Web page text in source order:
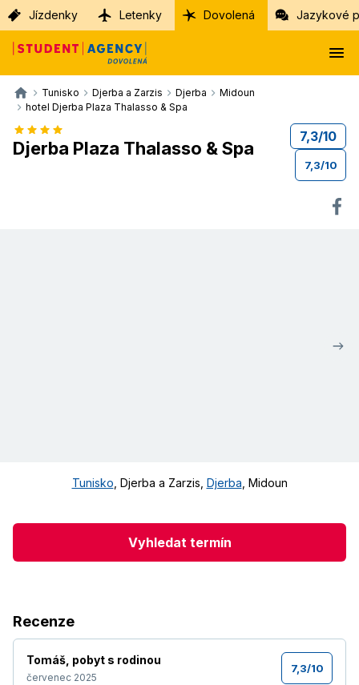
Jízdenky Letenky Dovolená Jazykové
Tunisko Djerba a Zarzis Djerba
Midoun
hotel Djerba Plaza Thalasso & Spa
Djerba Plaza Thalasso & Spa
7,3/10
7,3/10
Tunisko Djerba a Zarzis Djerba Midoun
Vyhledat termín
Recenze
Tomáš pobyt s rodinou
červenec 2025
7,3/10